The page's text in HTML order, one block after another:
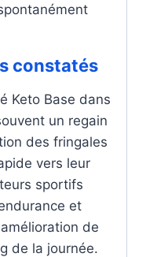
constatés
Keto Base dans
un regain
des fringales
vers leur
sportifs
et
de
de la journée.